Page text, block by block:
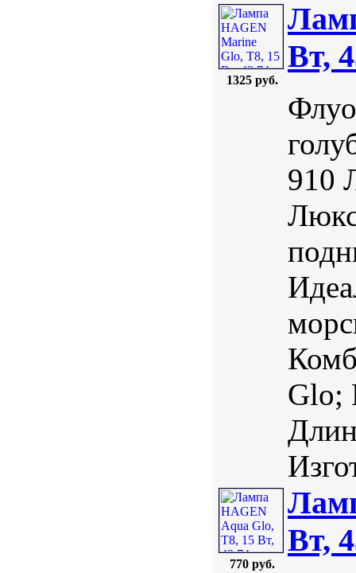
1325 руб.
Вт,
910
Glo;
770 руб.
Вт,